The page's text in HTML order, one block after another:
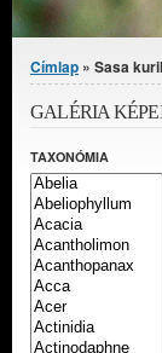
Jelenlegi
Címlap » Sasa
GALÉRIA
TAXONÓMIA